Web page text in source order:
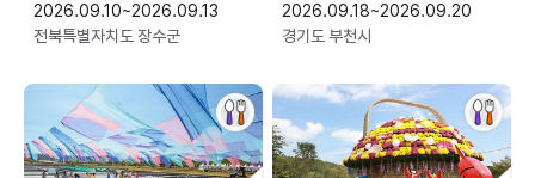
2026.09.10~2026.09.13
전북특별자치도 장수군
2026.09.18~2026.09.20
경기도 부천시